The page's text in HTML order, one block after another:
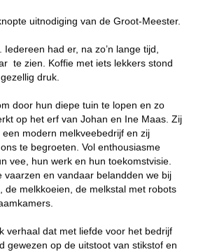
uitnodiging van de Groot-Meester.
had er, na zo’n lange tijd,
te zien. Koffie met iets lekkers stond
druk.
door hun diepe tuin te lopen en zo
op het erf van Johan en Ine Maas. Zij
modern melkveebedrijf en zij
te begroeten. Vol enthousiasme
vee, hun werk en hun toekomstvisie.
vaarzen en vandaar belandden we bij
de melkkoeien, de melkstal met robots
verhaal dat met liefde voor het bedrijf
gewezen op de uitstoot van stikstof en